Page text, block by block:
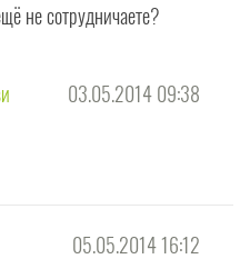
не сотрудничаете?
03.05.2014 09:38
05.05.2014 16:12